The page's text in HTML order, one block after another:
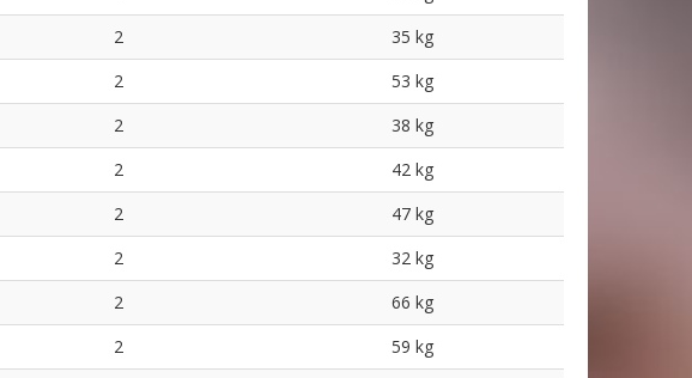
2
35 kg
2
53 kg
2
38 kg
2
42 kg
2
47 kg
2
32 kg
2
66 kg
2
59 kg